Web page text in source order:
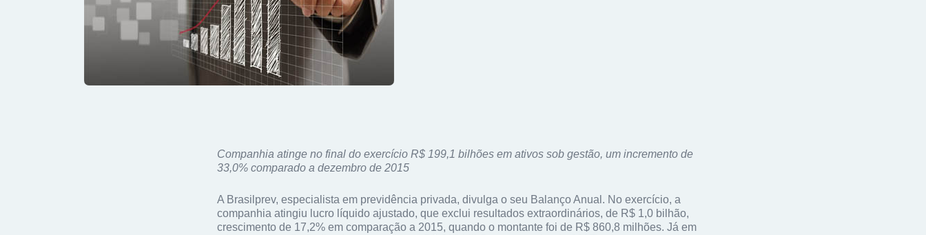
Companhia atinge no final do exercício R$ 199,1 bilhões em ativos sob gestão, um incremento de
33,0% comparado a dezembro de 2015
A Brasilprev, especialista em previdência privada, divulga o seu Balanço Anual. No exercício, a
companhia atingiu lucro líquido ajustado, que exclui resultados extraordinários, de R$ 1,0 bilhão,
crescimento de 17,2% em comparação a 2015, quando o montante foi de R$ 860,8 milhões. Já em